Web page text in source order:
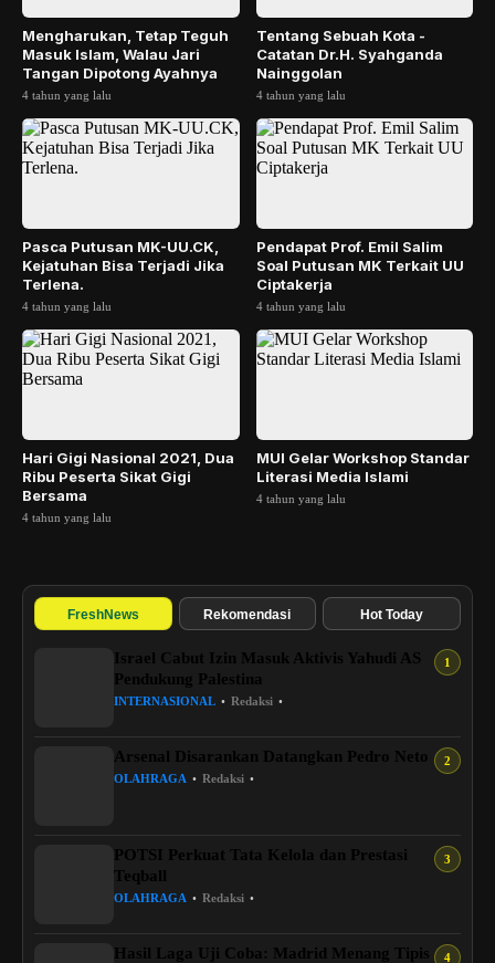
Mengharukan, Tetap Teguh
Masuk Islam, Walau Jari
Tangan Dipotong Ayahnya
4 tahun yang lalu
Tentang Sebuah Kota -
Catatan Dr.H. Syahganda
Nainggolan
4 tahun yang lalu
Pasca Putusan MK-UU.CK,
Kejatuhan Bisa Terjadi Jika
Terlena.
4 tahun yang lalu
Pendapat Prof. Emil Salim
Soal Putusan MK Terkait UU
Ciptakerja
4 tahun yang lalu
Hari Gigi Nasional 2021, Dua
Ribu Peserta Sikat Gigi
Bersama
4 tahun yang lalu
MUI Gelar Workshop Standar
Literasi Media Islami
4 tahun yang lalu
FreshNews Rekomendasi Hot Today
Israel Cabut Izin Masuk Aktivis Yahudi AS
Pendukung Palestina
INTERNASIONAL • Redaksi •
Arsenal Disarankan Datangkan Pedro Neto
OLAHRAGA • Redaksi •
POTSI Perkuat Tata Kelola dan Prestasi
Teqball
OLAHRAGA • Redaksi •
Hasil Laga Uji Coba: Madrid Menang Tipis